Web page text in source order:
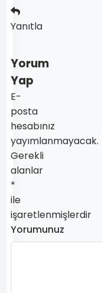
Yanıtla
Yorum
Yap
E-
posta
hesabınız
yayımlanmayacak.
Gerekli
alanlar
*
ile
işaretlenmişlerdir
Yorumunuz